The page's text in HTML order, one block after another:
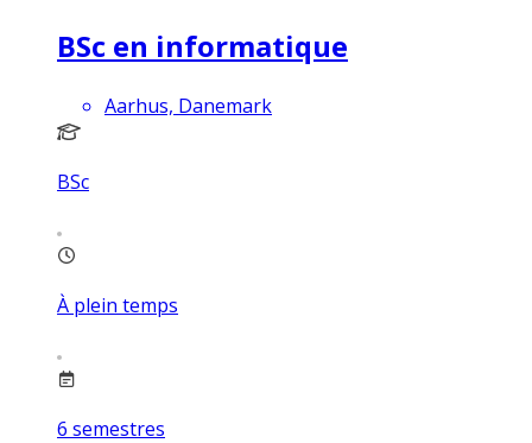
BSc en informatique
Aarhus, Danemark
BSc
À plein temps
6 semestres